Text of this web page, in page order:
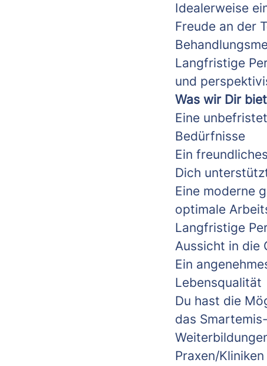
Idealerweise
Freude an der
Langfristige
und
Was wir Dir
Eine
Bedürfnisse
Ein
Dich
Eine moderne
optimale
Langfristige
Aussicht in die
Ein
Lebensqualität
Du hast die
das
Praxen/